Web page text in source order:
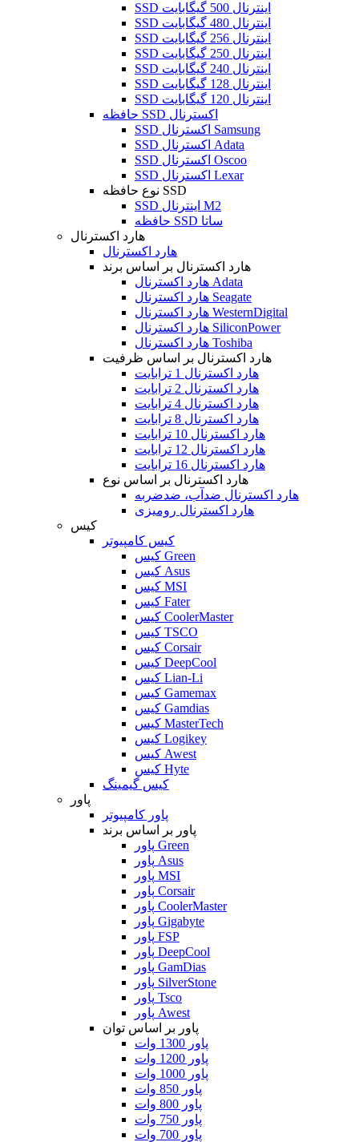
SSD اینترنال 500 گیگابایت
SSD اینترنال 480 گیگابایت
SSD اینترنال 256 گیگابایت
SSD اینترنال 250 گیگابایت
SSD اینترنال 240 گیگابایت
SSD اینترنال 128 گیگابایت
SSD اینترنال 120 گیگابایت
حافظه SSD اکسترنال
SSD اکسترنال Samsung
SSD اکسترنال Adata
SSD اکسترنال Oscoo
SSD اکسترنال Lexar
نوع حافظه SSD
SSD اینترنال M2
حافظه SSD ساتا
هارد اکسترنال
هارد اکسترنال
هارد اکسترنال بر اساس برند
هارد اکسترنال Adata
هارد اکسترنال Seagate
هارد اکسترنال WesternDigital
هارد اکسترنال SiliconPower
هارد اکسترنال Toshiba
هارد اکسترنال بر اساس ظرفیت
هارد اکسترنال 1 ترابایت
هارد اکسترنال 2 ترابایت
هارد اکسترنال 4 ترابایت
هارد اکسترنال 8 ترابایت
هارد اکسترنال 10 ترابایت
هارد اکسترنال 12 ترابایت
هارد اکسترنال 16 ترابایت
هارد اکسترنال بر اساس نوع
هارد اکسترنال ضدآب، ضدضربه
هارد اکسترنال رومیزی
کیس
کیس کامپیوتر
کیس Green
کیس Asus
کیس MSI
کیس Fater
کیس CoolerMaster
کیس TSCO
کیس Corsair
کیس DeepCool
کیس Lian-Li
کیس Gamemax
کیس Gamdias
کیس MasterTech
کیس Logikey
کیس Awest
کیس Hyte
کیس گیمینگ
پاور
پاور کامپیوتر
پاور بر اساس برند
پاور Green
پاور Asus
پاور MSI
پاور Corsair
پاور CoolerMaster
پاور Gigabyte
پاور FSP
پاور DeepCool
پاور GamDias
پاور SilverStone
پاور Tsco
پاور Awest
پاور بر اساس توان
پاور 1300 وات
پاور 1200 وات
پاور 1000 وات
پاور 850 وات
پاور 800 وات
پاور 750 وات
پاور 700 وات